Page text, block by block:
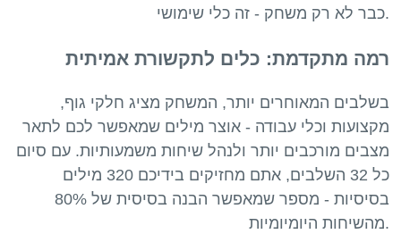
רמה מתקדמת: כלים לתקשורת אמיתית
בשלבים המאוחרים יותר, המשחק מציג חלקי גוף,
מקצועות וכלי עבודה - אוצר מילים שמאפשר לכם לתאר
מצבים מורכבים יותר ולנהל שיחות משמעותיות. עם סיום
כל 32 השלבים, אתם מחזיקים בידיכם 320 מילים
בסיסיות - מספר שמאפשר הבנה בסיסית של 80%